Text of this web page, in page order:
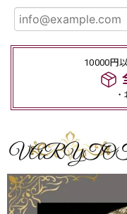
10000円